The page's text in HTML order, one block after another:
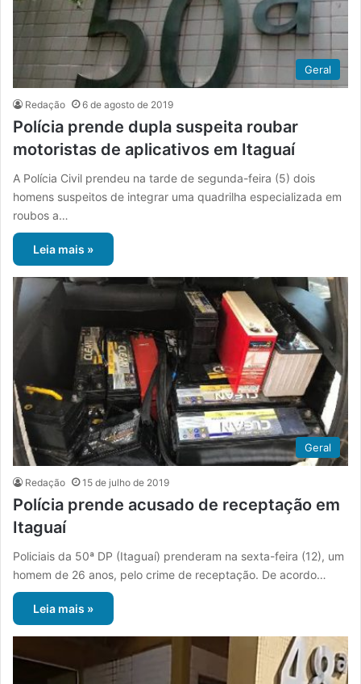
Geral
Redação 6 de agosto de 2019
Polícia prende dupla suspeita roubar
motoristas de aplicativos em Itaguaí
A Polícia Civil prendeu na tarde de segunda-feira (5) dois
homens suspeitos de integrar uma quadrilha especializada em
roubos a…
Leia mais »
Geral
Redação 15 de julho de 2019
Polícia prende acusado de receptação em
Itaguaí
Policiais da 50ª DP (Itaguaí) prenderam na sexta-feira (12), um
homem de 26 anos, pelo crime de receptação. De acordo…
Leia mais »